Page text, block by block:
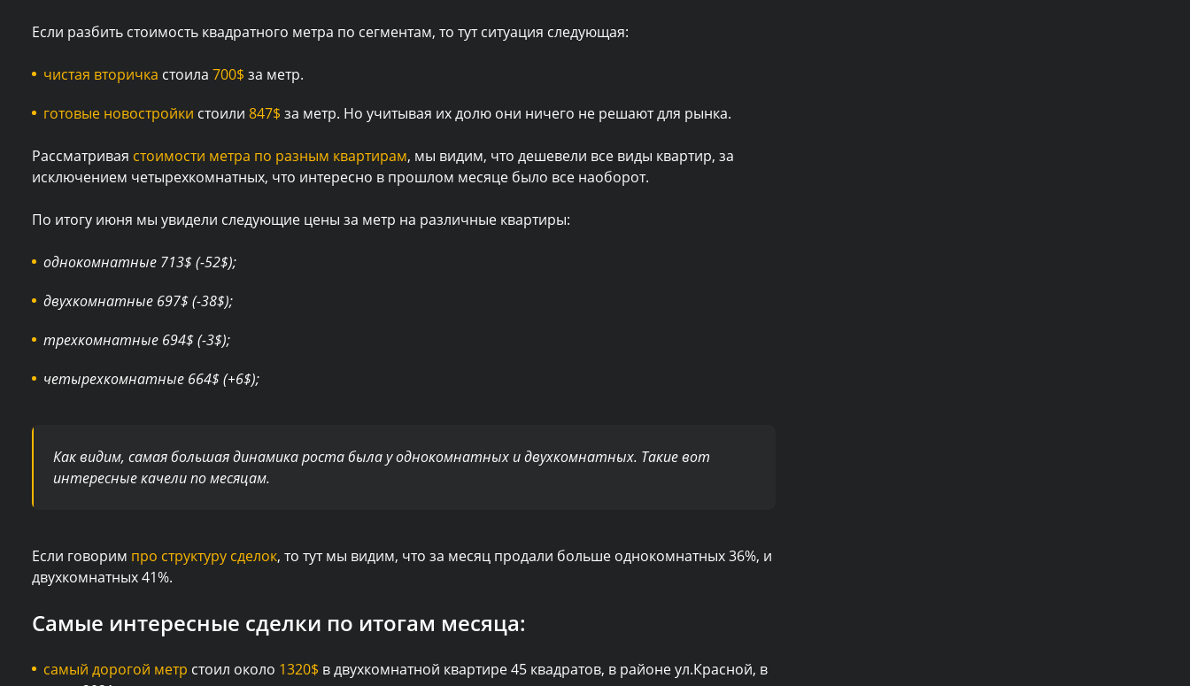
Если разбить стоимость квадратного метра по сегментам, то тут ситуация следующая:
чистая вторичка стоила 700$ за метр.
готовые новостройки стоили 847$ за метр. Но учитывая их долю они ничего не решают для рынка.
Рассматривая стоимости метра по разным квартирам, мы видим, что дешевели все виды квартир, за
исключением четырехкомнатных, что интересно в прошлом месяце было все наоборот.
По итогу июня мы увидели следующие цены за метр на различные квартиры:
однокомнатные 713$ (-52$);
двухкомнатные 697$ (-38$);
трехкомнатные 694$ (-3$);
четырехкомнатные 664$ (+6$);
Как видим, самая большая динамика роста была у однокомнатных и двухкомнатных. Такие вот
интересные качели по месяцам.
Если говорим про структуру сделок, то тут мы видим, что за месяц продали больше однокомнатных 36%, и
двухкомнатных 41%.
Самые интересные сделки по итогам месяца:
самый дорогой метр стоил около 1320$ в двухкомнатной квартире 45 квадратов, в районе ул.Красной, в